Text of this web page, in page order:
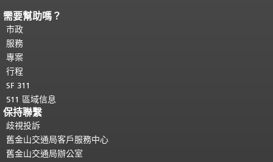
頁面內容結束。
都會重複顯示。
需要幫助嗎？
市政
服務
專案
行程
SF 311
511 區域信息
保持聯繫
歧視投訴
舊金山交通局客戶服務中心
舊金山交通局辦公室